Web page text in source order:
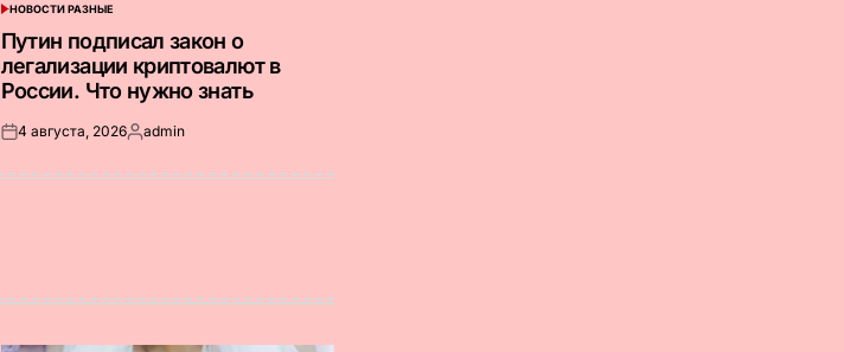
ОПУБЛИКОВАНО
В
НОВОСТИ РАЗНЫЕ
Путин подписал закон о
легализации криптовалют в
России. Что нужно знать
Опубликовано
4 августа, 2026Запись
admin